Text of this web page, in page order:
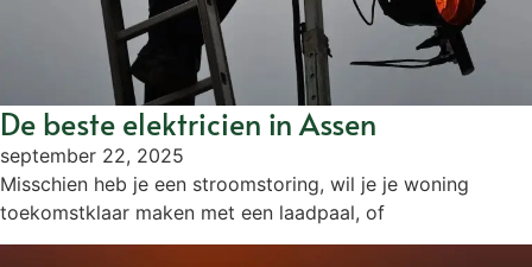
De beste elektricien in Assen
september 22, 2025
Misschien heb je een stroomstoring, wil je je woning
toekomstklaar maken met een laadpaal, of